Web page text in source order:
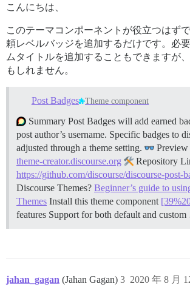
こんにちは、
このテーマコンポーネントが役立つはず
頼レベルバッジを追加するだけです。必
ムタイトルを追加することもできますが
もしれません。
Post Badges Theme component
Summary Post Badges will add earned
post author’s username. Specific badges to
adjusted through a theme setting.
Preview
theme-creator.discourse.org
Repository
https://github.com/discourse/discourse-post-
Discourse Themes? Beginner’s guide to
Themes Install this theme component
features Support for both default and
jahan_gagan (Jahan Gagan) 2020 年 8 月
3